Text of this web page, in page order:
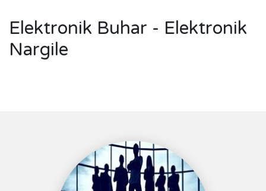
Elektronik Buhar - Elektronik
Nargile